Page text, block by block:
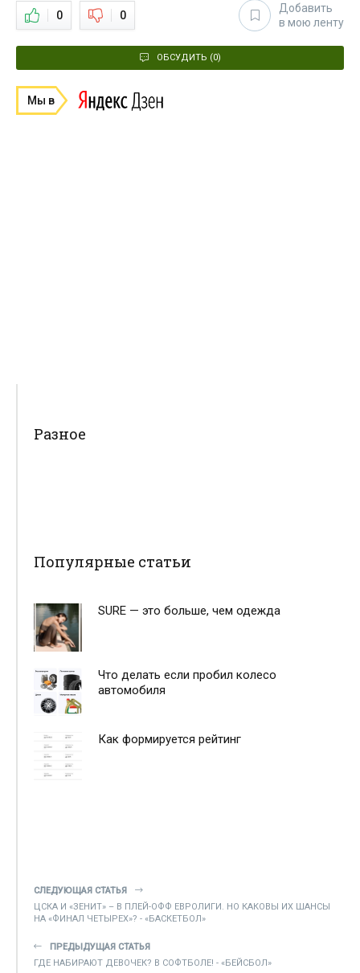
0 0
Добавить
в мою ленту
ОБСУДИТЬ (0)
Мы в
Разное
Популярные статьи
SURE — это больше, чем одежда
Что делать если пробил колесо
автомобиля
Как формируется рейтинг
СЛЕДУЮЩАЯ СТАТЬЯ
ЦСКА И «ЗЕНИТ» – В ПЛЕЙ-ОФФ ЕВРОЛИГИ. НО КАКОВЫ ИХ ШАНСЫ
НА «ФИНАЛ ЧЕТЫРЕХ»? - «БАСКЕТБОЛ»
ПРЕДЫДУЩАЯ СТАТЬЯ
ГДЕ НАБИРАЮТ ДЕВОЧЕК? В СОФТБОЛЕ! - «БЕЙСБОЛ»